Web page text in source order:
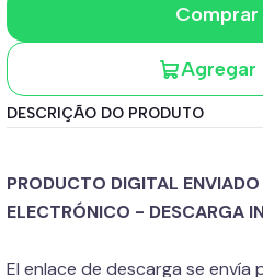
Agregar
Comprar
DESCRIÇÃO DO PRODUTO
PRODUCTO DIGITAL ENVIADO
ELECTRÓNICO - DESCARGA
El enlace de descarga se